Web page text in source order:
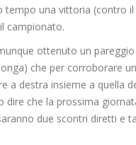
tempo una vittoria (contro
campionato.
ottenuto un
che per corroborare
a destra insieme a quella
dire che la prossima
due scontri diretti e